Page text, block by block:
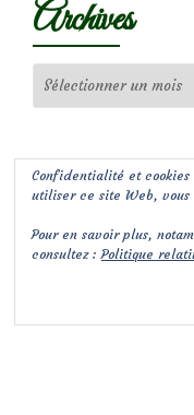
Archives
Confidentialité et
utiliser ce site Web,
Pour en savoir plus,
consultez :Politique